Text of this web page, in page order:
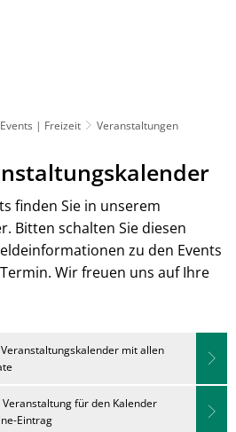
| Freizeit Veranstaltungen
finden Sie in unserem
Bitten schalten Sie diesen
zu den Events
Wir freuen uns auf Ihre
mit allen
für den Kalender
Eintrag